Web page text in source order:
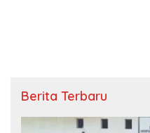
Berita Terbaru